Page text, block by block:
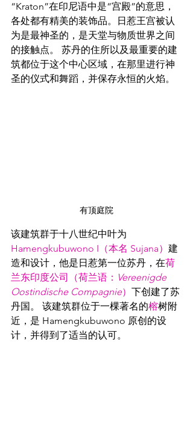
“Kraton”在印尼语中是“宫殿”的意思，
各处都有精美的装饰品。日惹王宫被认
为是最神圣的，是天堂与物质世界之间
的接触点。 苏丹的住所以及最重要的建
筑都位于这个中心区域，在那里进行神
圣的仪式和舞蹈，并保存永恒的火焰。
有顶庭院
该建筑群于十八世纪中叶为
Hamengkubuwono I（本名 Sujana） 建
造和设计，他是日惹第一位苏丹，在荷
兰东印度公司（荷兰语： Vereenigde
Oostindische Compagnie） 下创建了苏
丹国。 该建筑群位于一棵著名的榕树附
近，是 Hamengkubuwono 原创的设
计，并得到了适当的认可。